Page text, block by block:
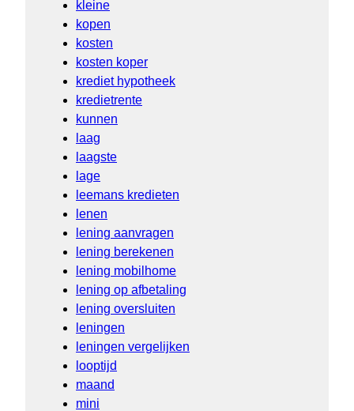
kleine
kopen
kosten
kosten koper
krediet hypotheek
kredietrente
kunnen
laag
laagste
lage
leemans kredieten
lenen
lening aanvragen
lening berekenen
lening mobilhome
lening op afbetaling
lening oversluiten
leningen
leningen vergelijken
looptijd
maand
mini